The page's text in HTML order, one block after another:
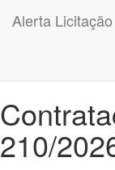
Alerta Licitação
210/